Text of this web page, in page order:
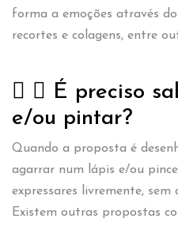
forma a emoções através
recortes e colagens, entre
É preciso
e/ou pintar?
Quando a proposta é
agarrar num lápis e/ou
expressares livremente,
Existem outras propostas